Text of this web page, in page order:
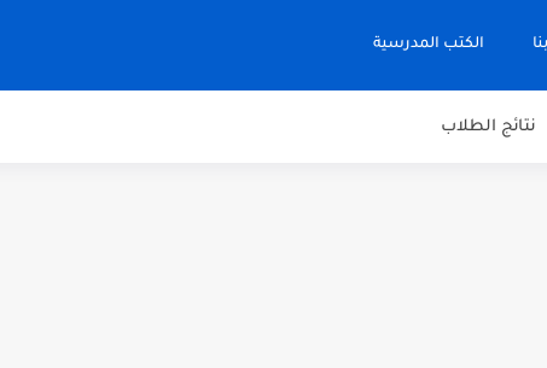
الكتب المدرسية
نتائج الطلاب